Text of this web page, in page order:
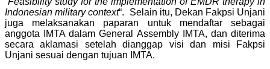
Indonesian military context“. Selain itu, Dekan Fakpsi Unjani
juga melaksanakan paparan untuk mendaftar sebagai
anggota IMTA dalam General Assembly IMTA, dan diterima
secara aklamasi setelah dianggap visi dan misi Fakpsi
Unjani sesuai dengan tujuan IMTA.